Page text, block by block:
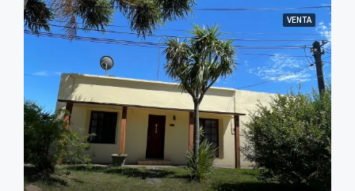
VENTA